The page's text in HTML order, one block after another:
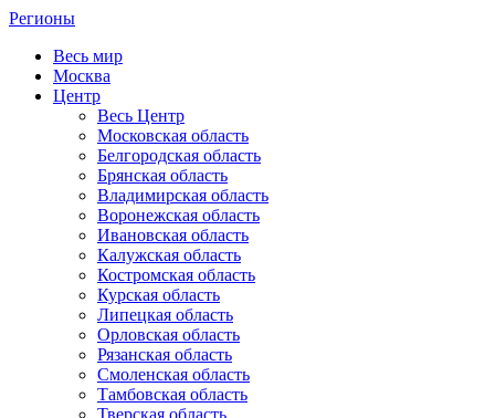
Регионы
Весь мир
Москва
Центр
Весь Центр
Московская область
Белгородская область
Брянская область
Владимирская область
Воронежская область
Ивановская область
Калужская область
Костромская область
Курская область
Липецкая область
Орловская область
Рязанская область
Смоленская область
Тамбовская область
Тверская область